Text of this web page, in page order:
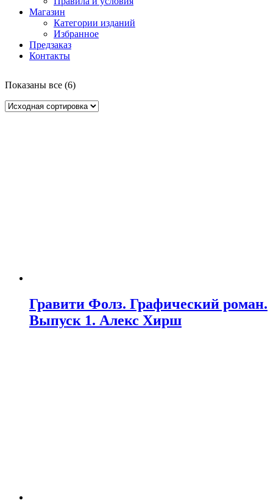
Магазин
Категории изданий
Избранное
Предзаказ
Контакты
Показаны все (6)
Гравити Фолз. Графический роман.
Выпуск 1. Алекс Хирш